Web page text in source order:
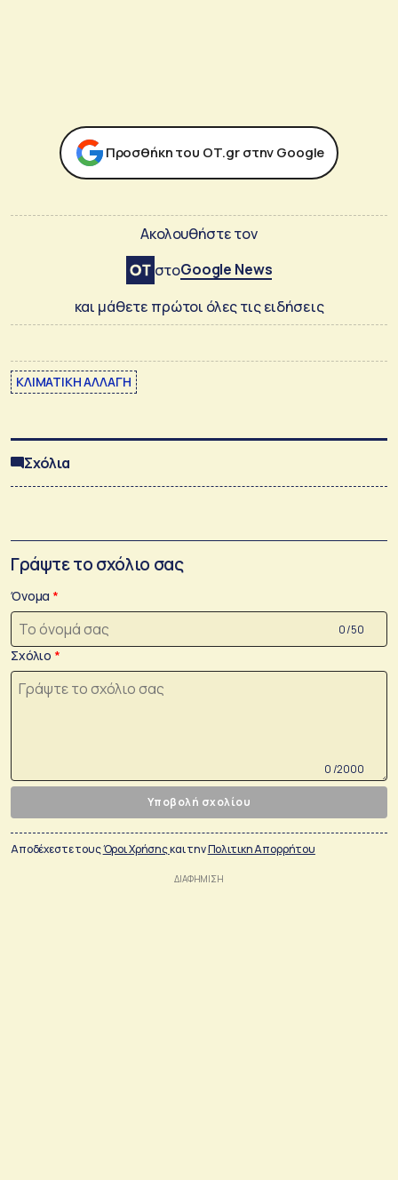
Προσθήκη του ΟΤ.gr στην Google
Ακολουθήστε τον
στοGoogle News
και μάθετε πρώτοι όλες τις ειδήσεις
ΚΛΙΜΑΤΙΚΗ ΑΛΛΑΓΗ
Σχόλια
Γράψτε το σχόλιο σας
Όνομα
0 /50
Σχόλιο
0 /2000
Υποβολή σχολίου
Αποδέχεστε τουςΌροι Χρήσηςκαι τηνΠολιτικη Απορρήτου